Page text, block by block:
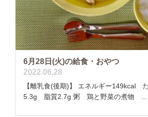
6月28日(火)の給食・おやつ
2022.06.28
【離乳食(後期)】 エネルギー149kcal
5.3g 脂質2.7g 粥 鶏と野菜の煮物 ...